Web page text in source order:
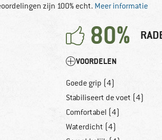
zijn 100% echt. Meer informatie
80%
VOORDELEN
Goede grip (4)
Stabiliseert de voet (4)
Comfortabel (4)
Waterdicht (4)